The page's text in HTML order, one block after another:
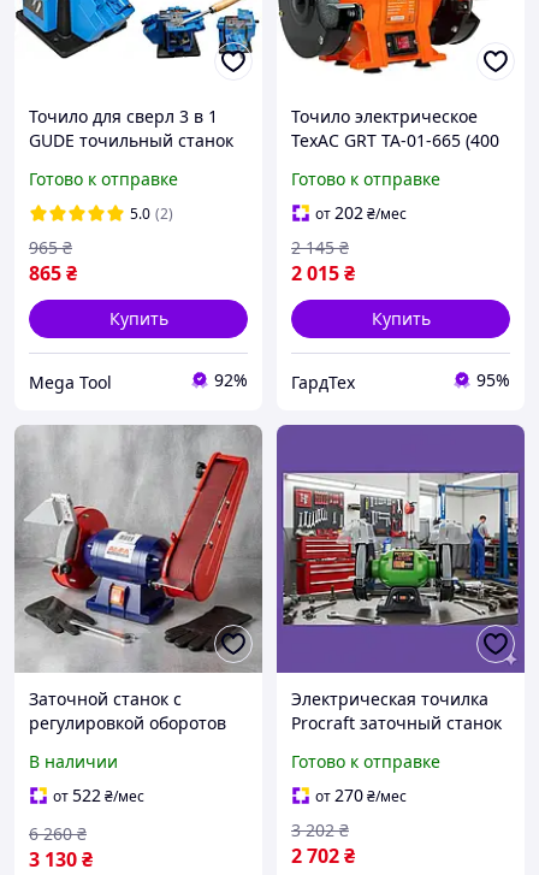
Точило для сверл 3 в 1
GUDE точильный станок
станок электрический
Готово к отправке
5.0 (2)
865₴
965 ₴
Купить
Mega Tool 92%
Точило электрическое
ТехАС GRT ТА-01-665 (400
мм) Станок точильный
Готово к отправке
от202₴/мес
2 015₴
2 145 ₴
Купить
ГардТех 95%
Заточной станок с
регулировкой оборотов
Станок точильный,
Электрическое точило,
В наличии
от522₴/мес
3 130₴
6 260 ₴
Электрическая точилка
Procraft заточный станок
асинхрированным
двигателем идеальна для
мастерской
Готово к отправке
от270₴/мес
2 702₴
3 202 ₴